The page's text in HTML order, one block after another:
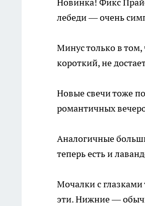
Новинка! Фикс
лебеди — очень
Минус только в
короткий, не
Новые свечи тоже
романтичных
Аналогичные
теперь есть и
Мочалки с
эти. Нижние —